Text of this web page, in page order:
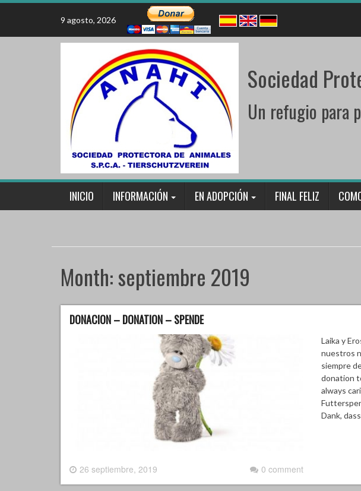
Skip
9 agosto, 2026
Sociedad
Un refugio para
INICIO INFORMACIÓN EN ADOPCIÓN FINAL FELIZ
Month:septiembre 2019
DONACION – DONATION – SPENDE
26 septiembre, 2019 0 comment
Laika y
nuestros
siempre
donation
always
Dank,